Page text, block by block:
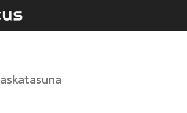
askatasuna